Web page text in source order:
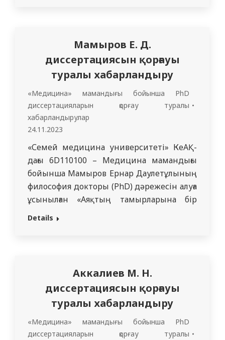
қатысуға өтінім беру үшін 2023 жылдың
25 желтоқсанына дейін
smu.partnership@smu.edu.kz электрондық
поштасына байланыс…
Мамыров Е. Д.
диссертациясын қорғауы
туралы хабарландыру
«Медицина» мамандығы бойынша PhD
диссертацияларын қорғау туралы
хабарландырулар
24.11.2023
«Семей медицина университеті» КеАҚ-
дағы 6D110100 – Медицина мамандығы
бойынша Мамыров Ернар Даулетұлының
философия докторы (PhD) дәрежесін алуға
ұсынылған «Аяқтың тамырларына бір
жақты операцияларда жұлын
госпитальдық хирургия, анестезиология
және реаниматология кафедрасының
базасында орындалды. Қорғау орыс
тілінде өтеді. Ғылыми кеңесшілер:
Сыздықбаев Марат Келісұлы – медицина
Details
Аккалиев М. Н.
диссертациясын қорғауы
туралы хабарландыру
«Медицина» мамандығы бойынша PhD
диссертацияларын қорғау туралы